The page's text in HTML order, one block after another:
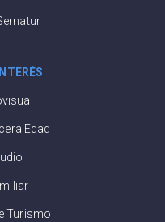
Edad
Turismo